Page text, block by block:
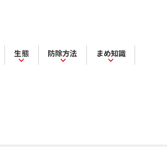
生態 防除方法 まめ知識